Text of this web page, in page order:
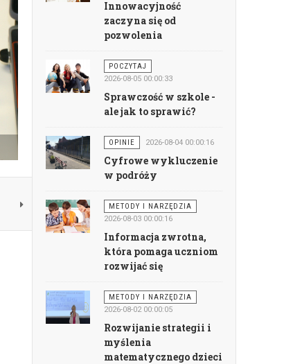
Innowacyjność
zaczyna się od
pozwolenia
POCZYTAJ
2026-08-05 00:00:33
Sprawczość w szkole -
ale jak to sprawić?
OPINIE 2026-08-04 00:00:16
Cyfrowe wykluczenie
w podróży
METODY I NARZĘDZIA
2026-08-03 00:00:16
Informacja zwrotna,
która pomaga uczniom
rozwijać się
METODY I NARZĘDZIA
2026-08-02 00:00:05
Rozwijanie strategii i
myślenia
matematycznego dzieci